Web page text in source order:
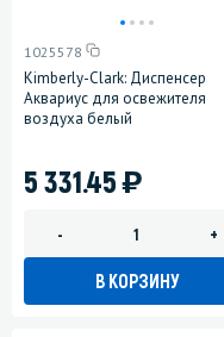
1025578
Kimberly-Clark: Диспенсер
Аквариус для освежителя
воздуха белый
5 331.45)
- +
В КОРЗИНУ